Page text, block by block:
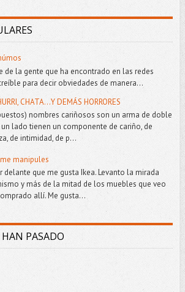
de la gente que ha encontrado en las redes
para decir obviedades de manera...
CHATA...Y DEMÁS HORRORES
nombres cariñosos son un arma de doble
lado tienen un componente de cariño, de
de intimidad, de p...
manipules
delante que me gusta Ikea. Levanto la mirada
y más de la mitad de los muebles que veo
allí. Me gusta...
PASADO